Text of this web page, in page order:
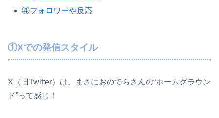
④フォロワーや反応
①Xでの発信スタイル
X（旧Twitter）は、まさにおのでらさんの“ホームグラウン
ド”って感じ！